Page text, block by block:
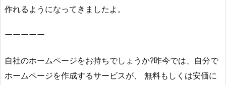
作れるようになってきましたよ。
ーーーーー
自社のホームページをお持ちでしょうか?昨今では、自分で
ホームページを作成するサービスが、 無料もしくは安価に